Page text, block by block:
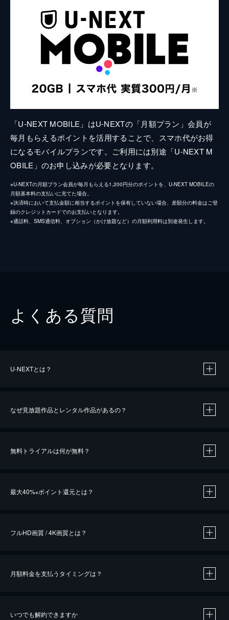
「U-NEXT MOBILE」はU-NEXTの「月額プラン」会員が
毎月もらえるポイントを活用することで、スマホ代がお得
になるモバイルプランです。ご利用には別途「U-NEXT M
OBILE」のお申し込みが必要となります。
※U-NEXTの月額プラン会員が毎月もらえる1,200円分のポイントを、U-NEXT MOBILEの
月額基本料の支払いに充てた場合。
※決済時において支払金額に相当するポイントを保有していない場合、差額分の料金はご登
録のクレジットカードでのお支払いとなります。
※通話料、SMS通信料、オプション（かけ放題など）の月額利用料は別途発生します。
よくある質問
U-NEXTとは？
なぜ見放題作品とレンタル作品があるの？
無料トライアルは何が無料？
最大40%※ポイント還元とは？
※40％ポイント還元の対象は、クレジットカード決済による作品の購入 / レンタルです。
iOSアプリのUコイン決済による作品の購入 / レンタルは、20％のポイント還元です。
フルHD画質 / 4K画質とは？
月額料金を支払うタイミングは？
いつでも解約できますか